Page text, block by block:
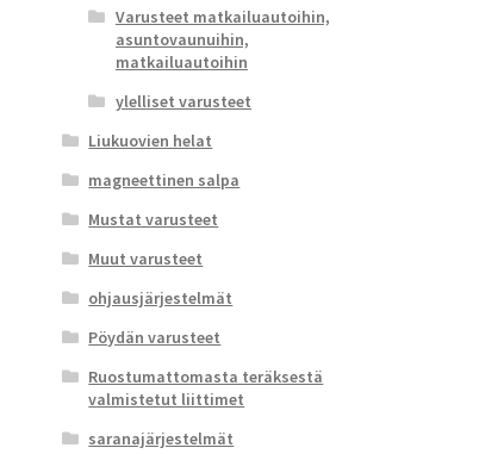
Varusteet matkailuautoihin,
asuntovaunuihin,
matkailuautoihin
ylelliset varusteet
Liukuovien helat
magneettinen salpa
Mustat varusteet
Muut varusteet
ohjausjärjestelmät
Pöydän varusteet
Ruostumattomasta teräksestä
valmistetut liittimet
saranajärjestelmät